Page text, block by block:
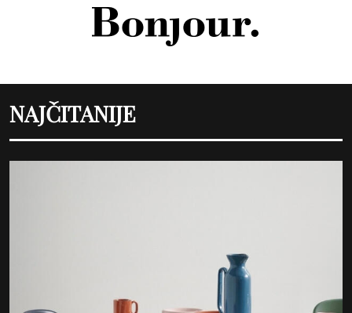
NAJČITANIJE